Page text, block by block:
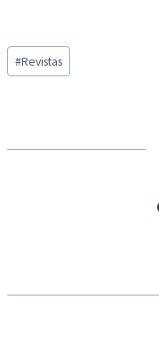
d
i
…
Post
Tags:
#Revistas